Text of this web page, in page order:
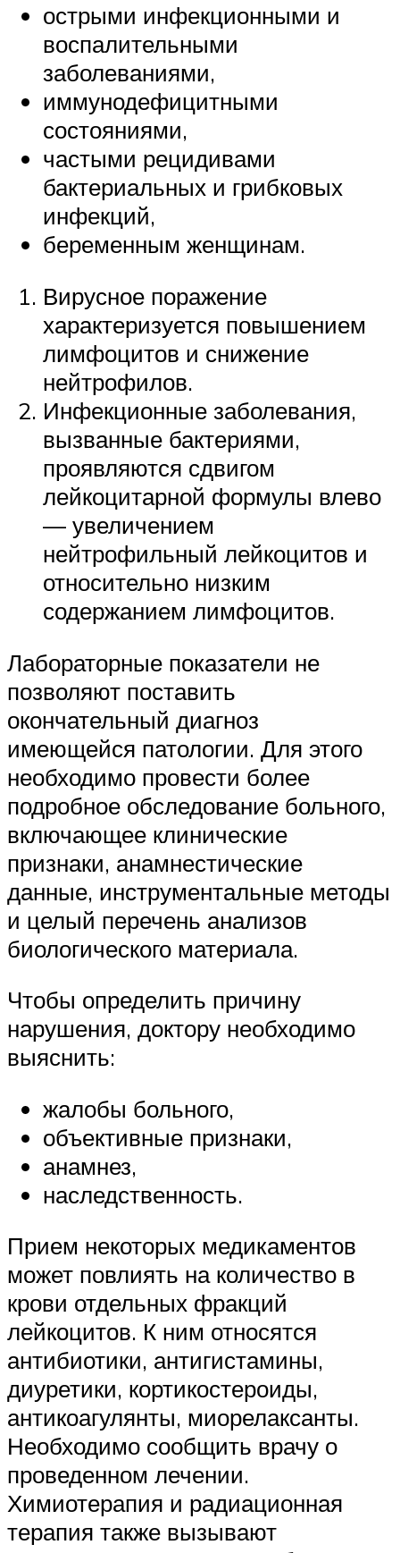
острыми инфекционными и
воспалительными
заболеваниями,
иммунодефицитными
состояниями,
частыми рецидивами
бактериальных и грибковых
инфекций,
беременным женщинам.
Вирусное поражение
характеризуется повышением
лимфоцитов и снижение
нейтрофилов.
Инфекционные заболевания,
вызванные бактериями,
проявляются сдвигом
лейкоцитарной формулы влево
— увеличением
нейтрофильный лейкоцитов и
относительно низким
содержанием лимфоцитов.
Лабораторные показатели не
позволяют поставить
окончательный диагноз
имеющейся патологии. Для этого
необходимо провести более
подробное обследование больного,
включающее клинические
признаки, анамнестические
данные, инструментальные методы
и целый перечень анализов
биологического материала.
Чтобы определить причину
нарушения, доктору необходимо
выяснить:
жалобы больного,
объективные признаки,
анамнез,
наследственность.
Прием некоторых медикаментов
может повлиять на количество в
крови отдельных фракций
лейкоцитов. К ним относятся
антибиотики, антигистамины,
диуретики, кортикостероиды,
антикоагулянты, миорелаксанты.
Необходимо сообщить врачу о
проведенном лечении.
Химиотерапия и радиационная
терапия также вызывают